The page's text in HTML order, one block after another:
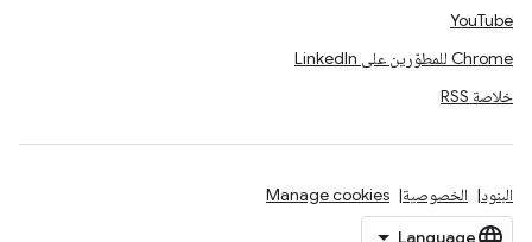
YouTube
Chrome للمطوّرين على LinkedIn
خلاصة RSS
البنود الخصوصية Manage cookies